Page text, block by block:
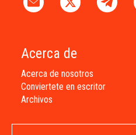
Acerca de
Acerca de nosotros
Conviertete en escritor
Archivos